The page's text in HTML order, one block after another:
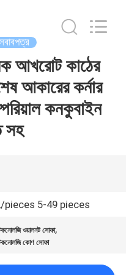
আখরোট কাঠের
আকারের কর্নার
কনকুবাইন
সহ
pieces 5-49 pieces
ওয়ালনট সোফা,
কোণ সোফা